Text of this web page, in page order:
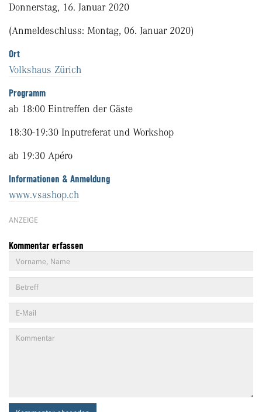
Donnerstag, 16. Januar 2020
(Anmeldeschluss: Montag, 06. Januar 2020)
Ort
Volkshaus Zürich
Programm
ab 18:00 Eintreffen der Gäste
18:30-19:30 Inputreferat und Workshop
ab 19:30 Apéro
Informationen & Anmeldung
www.vsashop.ch
ANZEIGE
Kommentar erfassen